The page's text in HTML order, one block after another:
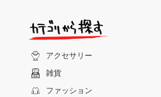
アクセサリー
雑貨
ファッション